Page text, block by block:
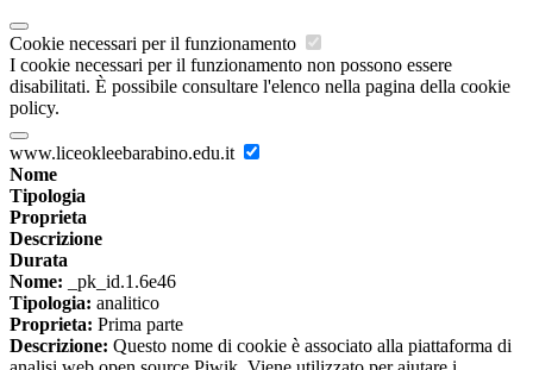
Cookie necessari per il funzionamento
I cookie necessari per il funzionamento non possono essere
disabilitati. È possibile consultare l'elenco nella pagina della cookie
policy.
www.liceokleebarabino.edu.it
Nome
Tipologia
Proprieta
Descrizione
Durata
Nome: _pk_id.1.6e46
Tipologia: analitico
Proprieta: Prima parte
Descrizione: Questo nome di cookie è associato alla piattaforma di